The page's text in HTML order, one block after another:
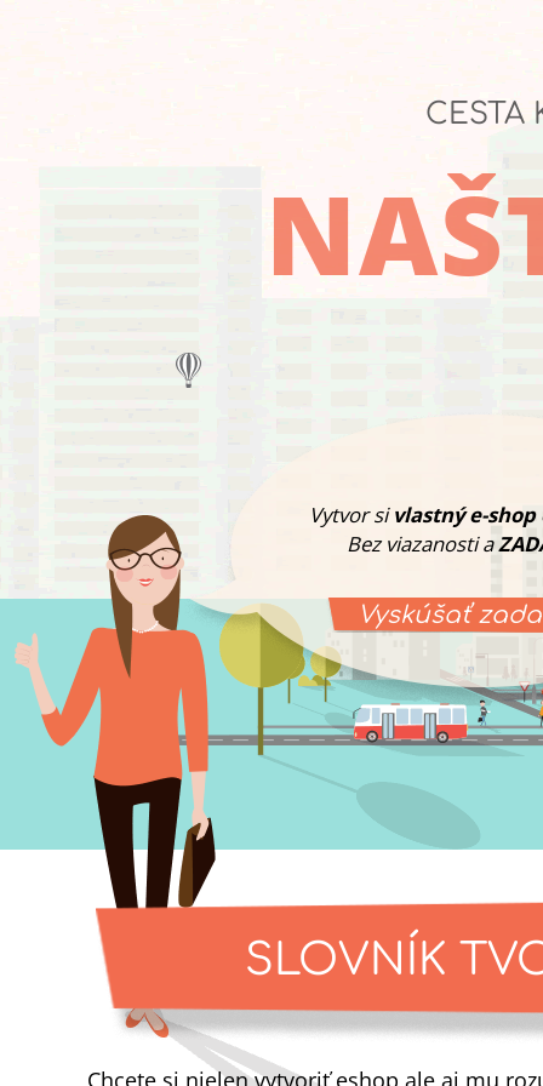
CESTA
Vytvor sivlastný e-shop
Bez viazanosti a
Vyskúšať
SLOVNÍK
Chcete si nielen vytvoriť eshop ale aj mu